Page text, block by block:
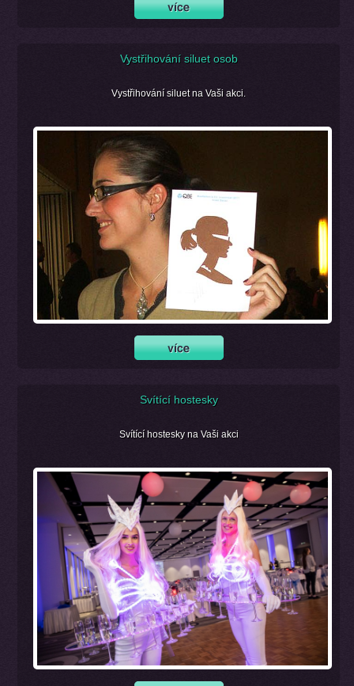
Vystřihování siluet osob
Vystřihování siluet na Vaši akci.
Svítící hostesky
Svítící hostesky na Vaši akci